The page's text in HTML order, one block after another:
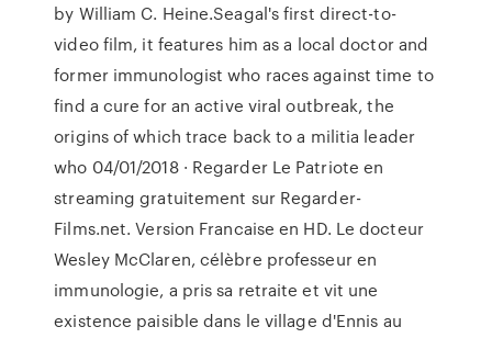
by William C. Heine.Seagal's first direct-to-
video film, it features him as a local doctor and
former immunologist who races against time to
find a cure for an active viral outbreak, the
origins of which trace back to a militia leader
who 04/01/2018 · Regarder Le Patriote en
streaming gratuitement sur Regarder-
Films.net. Version Francaise en HD. Le docteur
Wesley McClaren, célèbre professeur en
immunologie, a pris sa retraite et vit une
existence paisible dans le village d'Ennis au